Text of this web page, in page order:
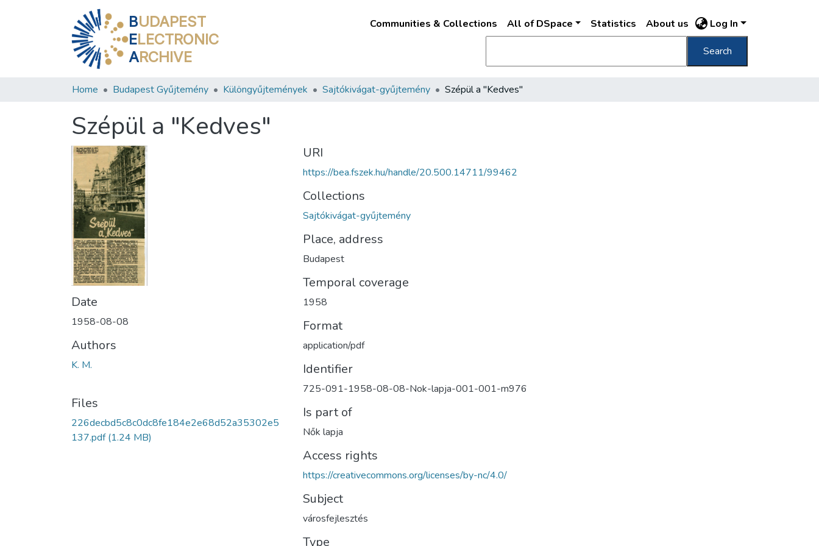
BUDAPEST
ELECTRONIC
ARCHIVE
Communities & Collections All of DSpace Statistics About us Log In
Search
Home Budapest Gyűjtemény Különgyűjtemények Sajtókivágat-gyűjtemény Szépül a "Kedves"
Szépül a "Kedves"
Date
1958-08-08
Authors
K. M.
Files
226decbd5c8c0dc8fe184e2e68d52a35302e5
137.pdf(1.24 MB)
URI
https://bea.fszek.hu/handle/20.500.14711/99462
Collections
Sajtókivágat-gyűjtemény
Place, address
Budapest
Temporal coverage
1958
Format
application/pdf
Identifier
725-091-1958-08-08-Nok-lapja-001-001-m976
Is part of
Nők lapja
Access rights
https://creativecommons.org/licenses/by-nc/4.0/
Subject
városfejlesztés
Type